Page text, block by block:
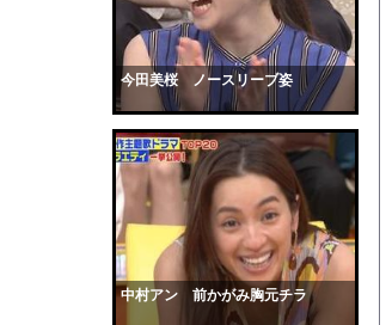
今田美桜 ノースリーブ姿
中村アン 前かがみ胸元チラ